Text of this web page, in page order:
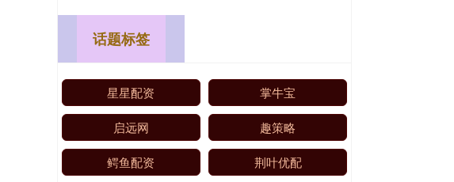
话题标签
星星配资 掌牛宝
启远网 趣策略
鳄鱼配资 荆叶优配